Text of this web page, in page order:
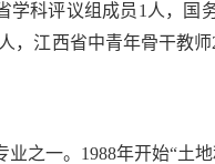
学科评议组成员1人，国
，江西省中青年骨干教
之一。1988年开始“土